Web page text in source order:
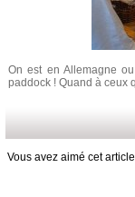
On est en Allemagne
paddock ! Quand à ceux
Vous avez aimé cet